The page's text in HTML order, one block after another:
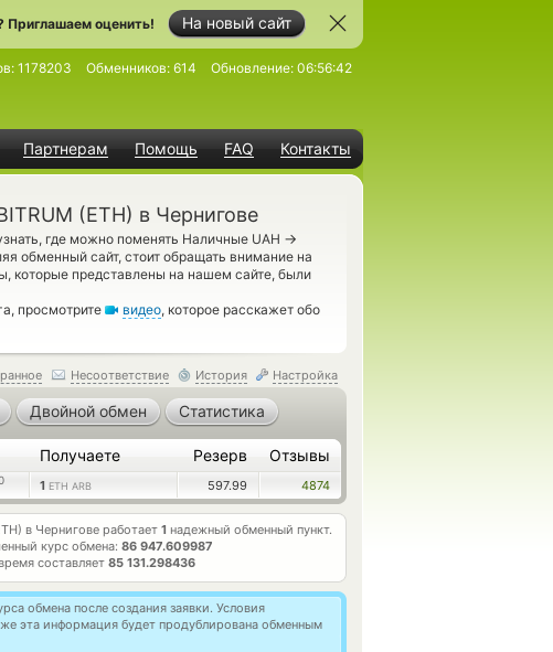
На новый сайт
Приглашаем оценить!
Партнерам Помощь FAQ Контакты
1178203 Обменников: 614 Обновление: 06:56:42
(ETH) в Чернигове
где можно поменять Наличные UAH →
обменный сайт, стоит обращать внимание на
которые представлены на нашем сайте, были
просмотрите
видео, которое расскажет обо
Несоответствие История Настройка
Двойной обмен Статистика
Получаете Резерв Отзывы
1 ETH ARB 597.99 4874
в Чернигове работает 1 надежный обменный пункт.
курс обмена: 86 947.609987
составляет 85 131.298436
обмена после создания заявки. Условия
эта информация будет продублирована обменным